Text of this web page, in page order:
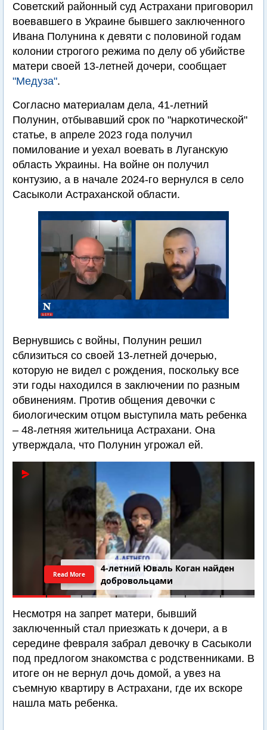
Советский районный суд Астрахани приговорил
воевавшего в Украине бывшего заключенного
Ивана Полунина к девяти с половиной годам
колонии строгого режима по делу об убийстве
матери своей 13-летней дочери, сообщает
"Медуза".
Согласно материалам дела, 41-летний
Полунин, отбывавший срок по "наркотической"
статье, в апреле 2023 года получил
помилование и уехал воевать в Луганскую
область Украины. На войне он получил
контузию, а в начале 2024-го вернулся в село
Сасыколи Астраханской области.
Вернувшись с войны, Полунин решил
сблизиться со своей 13-летней дочерью,
которую не видел с рождения, поскольку все
эти годы находился в заключении по разным
обвинениям. Против общения девочки с
биологическим отцом выступила мать ребенка
– 48-летняя жительница Астрахани. Она
утверждала, что Полунин угрожал ей.
4-летний Юваль Коган найден
добровольцами
Read More
Несмотря на запрет матери, бывший
заключенный стал приезжать к дочери, а в
середине февраля забрал девочку в Сасыколи
под предлогом знакомства с родственниками. В
итоге он не вернул дочь домой, а увез на
съемную квартиру в Астрахани, где их вскоре
нашла мать ребенка.